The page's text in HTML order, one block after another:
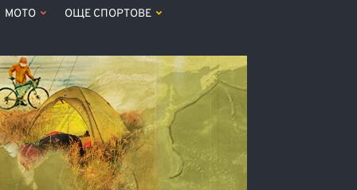
МОТО ОЩЕ СПОРТОВЕ